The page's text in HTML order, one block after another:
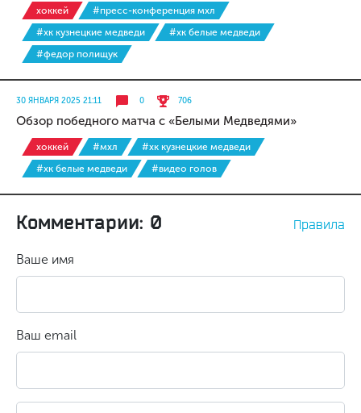
хоккей
#пресс-конференция мхл
#хк кузнецкие медведи
#хк белые медведи
#федор полищук
30 ЯНВАРЯ 2025 21:11 0 706
Обзор победного матча с «Белыми Медведями»
хоккей #мхл
#хк кузнецкие медведи
#хк белые медведи
#видео голов
Комментарии: 0 Правила
Ваше имя
Ваш email